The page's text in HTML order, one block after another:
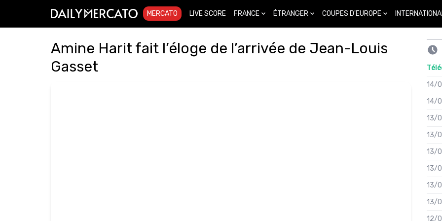
MERCATO LIVE SCORE FRANCE ÉTRANGER COUPES D'EUROPE
Amine Harit fait l’éloge de l’arrivée de Jean-Louis
Gasset
14/
14/
13/
13/
13/
13/
13/
13/
12/